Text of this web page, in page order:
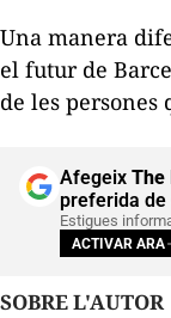
Una manera
el futur de
de les persones
Afegeix The
preferida
Estigues
ACTIVAR ARA
SOBRE L'AUTOR